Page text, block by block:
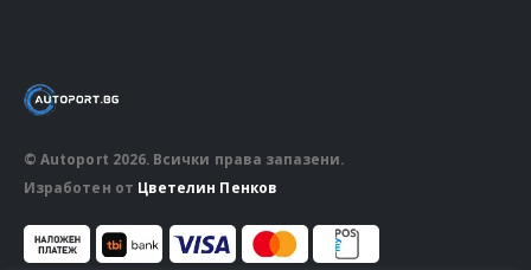
© Autoport 2026. Всички права запазени.
Изработен от Цветелин Пенков